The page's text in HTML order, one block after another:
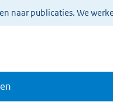
naar publicaties. We